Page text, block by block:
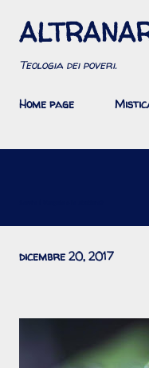
Passa
Teologia dei poveri.
Home page
dicembre 20, 2017